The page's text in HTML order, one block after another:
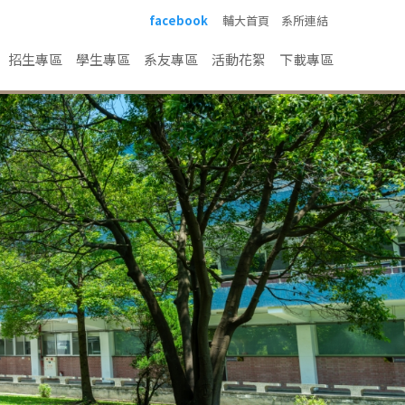
facebook 輔大首頁 系所連結
招生專區 學生專區 系友專區 活動花絮 下載專區